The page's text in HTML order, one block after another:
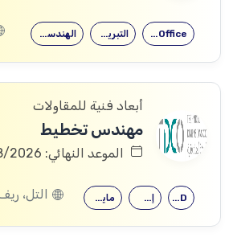
الهندسة الميكانيكية التبريد والتكييف Microsoft Office
أبعاد فنية للمقاولات
مهندس تخطيط
الموعد النهائي: 31/08/2026
مايكروسوفت أوفيس إجازة هندسية… AutoCAD التل،